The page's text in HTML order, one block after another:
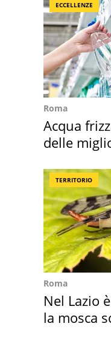
ECCELLENZE
Roma
Acqua
delle
TERRITORIO
Roma
Nel Lazio
la mosca